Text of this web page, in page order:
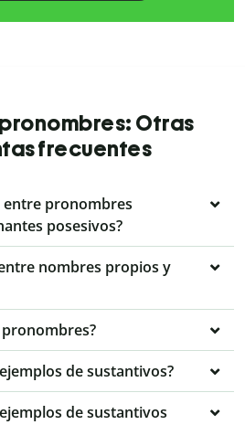
Otras
frecuentes
entre pronombres
posesivos?
nombres propios y
de sustantivos?
de sustantivos